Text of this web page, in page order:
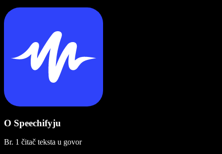
O Speechifyju
Br. 1 čitač teksta u govor